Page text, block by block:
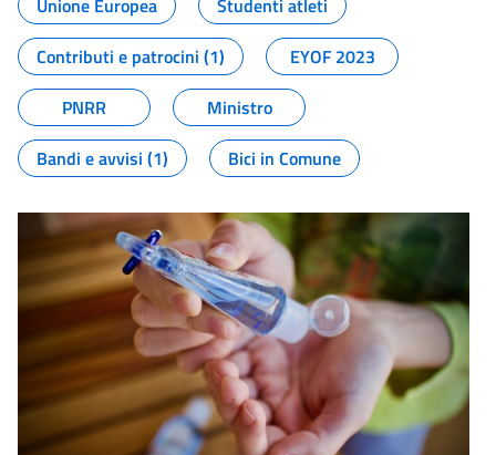
Unione Europea
Studenti atleti
Contributi e patrocini (1)
EYOF 2023
PNRR
Ministro
Bandi e avvisi (1)
Bici in Comune